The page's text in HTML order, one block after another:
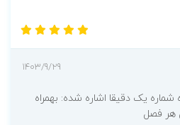
1403/9/29
شماره یک دقیقا اشاره شده: بهمراه
هر فصل